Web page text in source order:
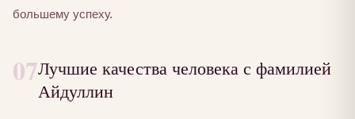
большему успеху.
07Лучшие качества человека с фамилией
Айдуллин